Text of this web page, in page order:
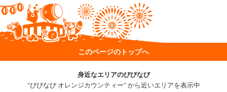
このページのトップへ
身近なエリアのびびなび
"びびなび オレンジカウンティー" から近いエリアを表示中